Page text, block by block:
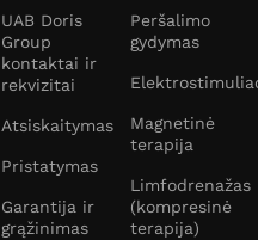
UAB Doris
Group
kontaktai ir
rekvizitai
Atsiskaitymas
Pristatymas
Garantija ir
grąžinimas
Peršalimo
gydymas
Magnetinė
terapija
Limfodrenažas
(kompresinė
terapija)